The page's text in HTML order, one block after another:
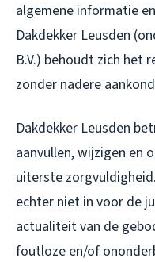
algemene informatie
Dakdekker Leusden
B.V.) behoudt zich het
zonder nadere
Dakdekker Leusden
aanvullen, wijzigen en
uiterste
echter niet in voor de
actualiteit van de
foutloze en/of